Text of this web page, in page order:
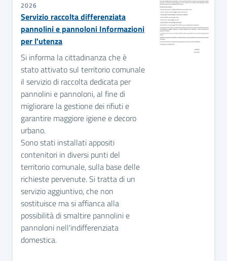
2026
Servizio raccolta differenziata
pannolini e pannoloni Informazioni
per l'utenza
Si informa la cittadinanza che è
stato attivato sul territorio comunale
il servizio di raccolta dedicata per
pannolini e pannoloni, al fine di
migliorare la gestione dei rifiuti e
garantire maggiore igiene e decoro
urbano.
Sono stati installati appositi
contenitori in diversi punti del
territorio comunale, sulla base delle
richieste pervenute. Si tratta di un
servizio aggiuntivo, che non
sostituisce ma si affianca alla
possibilità di smaltire pannolini e
pannoloni nell'indifferenziata
domestica.